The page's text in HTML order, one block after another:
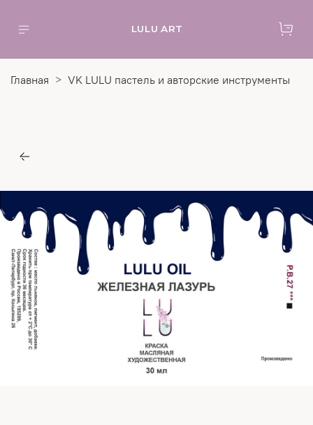
LULU ART
Главная VK LULU пастель и авторские инструменты